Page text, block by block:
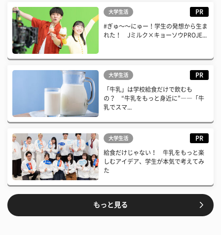
大学生活 PR
#ぎゅ〜〜にゅー！学生の発想から生ま
れた！ Jミルク×キョーソウPROJE...
大学生活 PR
「牛乳」は学校給食だけで飲むも
の？ “牛乳をもっと身近に”――「牛
乳でスマ...
大学生活 PR
給食だけじゃない！ 牛乳をもっと楽
しむアイデア、学生が本気で考えてみ
た
もっと見る